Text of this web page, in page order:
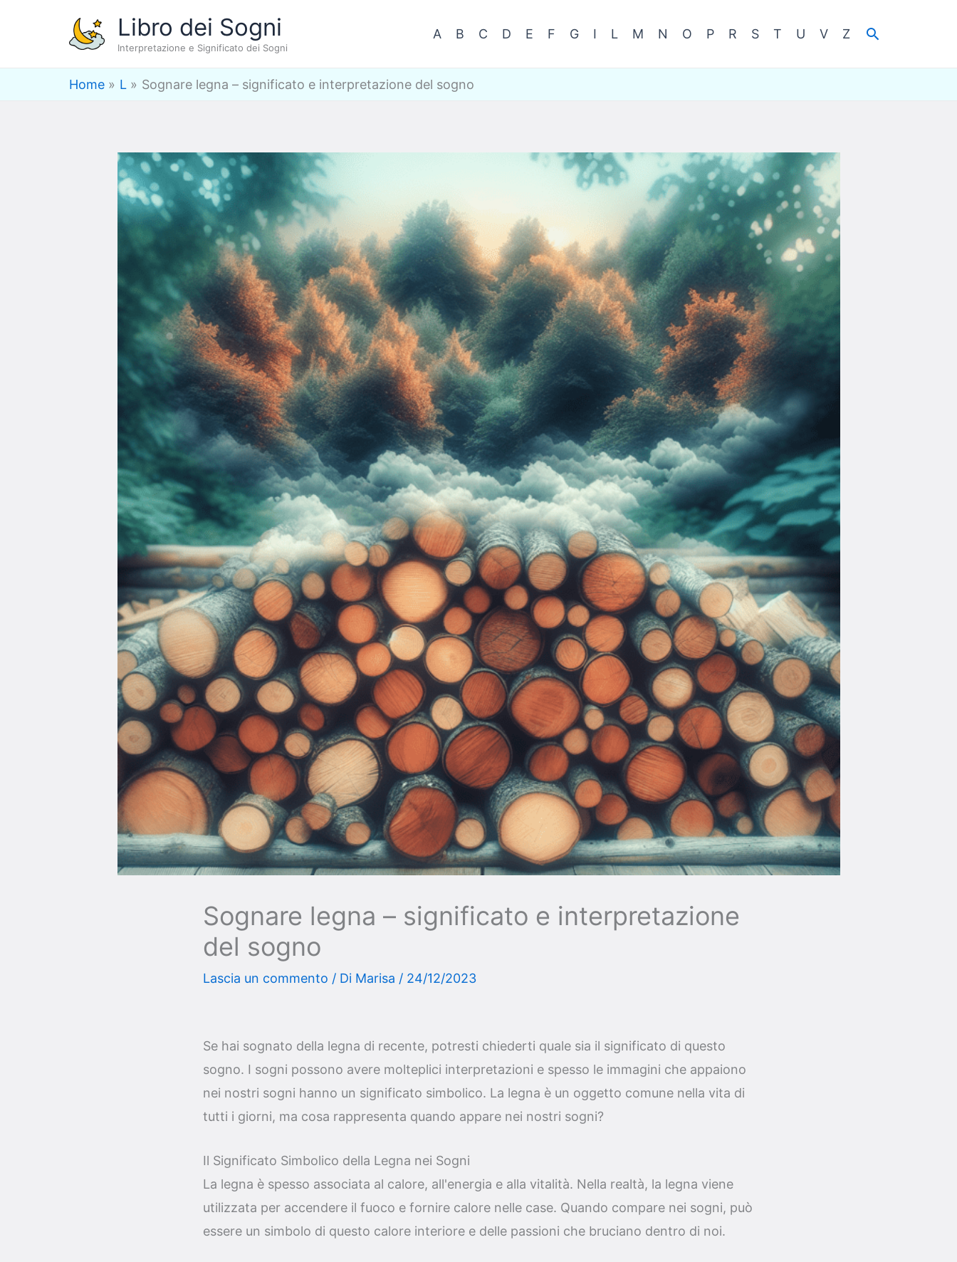
Libro dei Sogni
Interpretazione e Significato dei Sogni
A B C D E F G I L M N O P R S T U V Z Cerca
Home L Sognare legna – significato e interpretazione del sogno
Sognare legna – significato e interpretazione
del sogno
Lascia un commento / Di Marisa / 24/12/2023
Se hai sognato della legna di recente, potresti chiederti quale sia il significato di questo
sogno. I sogni possono avere molteplici interpretazioni e spesso le immagini che appaiono
nei nostri sogni hanno un significato simbolico. La legna è un oggetto comune nella vita di
tutti i giorni, ma cosa rappresenta quando appare nei nostri sogni?
Il Significato Simbolico della Legna nei Sogni
La legna è spesso associata al calore, all'energia e alla vitalità. Nella realtà, la legna viene
utilizzata per accendere il fuoco e fornire calore nelle case. Quando compare nei sogni, può
essere un simbolo di questo calore interiore e delle passioni che bruciano dentro di noi.